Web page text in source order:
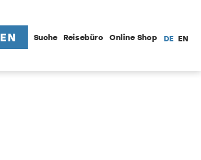
Suche Reisebüro Online Shop DE EN